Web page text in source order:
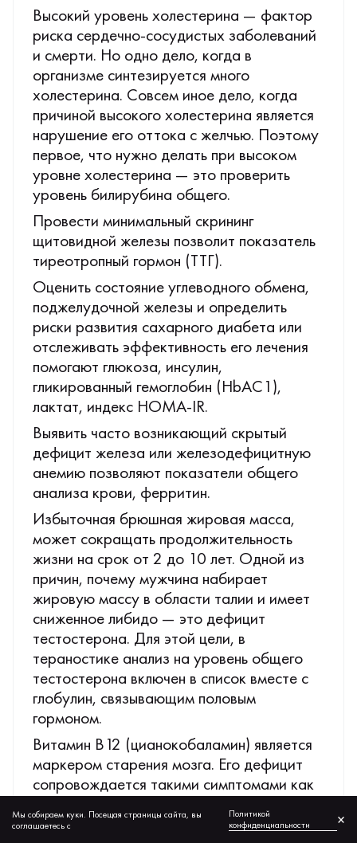
Высокий уровень холестерина — фактор
риска сердечно-сосудистых заболеваний
и смерти. Но одно дело, когда в
организме синтезируется много
холестерина. Совсем иное дело, когда
причиной высокого холестерина является
нарушение его оттока с желчью. Поэтому
первое, что нужно делать при высоком
уровне холестерина — это проверить
уровень билирубина общего.
Провести минимальный скрининг
щитовидной железы позволит показатель
тиреотропный гормон (ТТГ).
Оценить состояние углеводного обмена,
поджелудочной железы и определить
риски развития сахарного диабета или
отслеживать эффективность его лечения
помогают глюкоза, инсулин,
гликированный гемоглобин (HbAС1),
лактат, индекс HOMA-IR.
Выявить часто возникающий скрытый
дефицит железа или железодефицитную
анемию позволяют показатели общего
анализа крови, ферритин.
Избыточная брюшная жировая масса,
может сокращать продолжительность
жизни на срок от 2 до 10 лет. Одной из
причин, почему мужчина набирает
жировую массу в области талии и имеет
сниженное либидо — это дефицит
тестостерона. Для этой цели, в
тераностике анализ на уровень общего
тестостерона включен в список вместе с
глобулин, связывающим половым
гормоном.
Витамин В12 (цианокобаламин) является
маркером старения мозга. Его дефицит
сопровождается такими симптомами как
головокружение, слабость, усталость,
раздражительность, онемение рук и/или
Мы собираем куки. Посещая страницы сайта, вы
соглашаетесь с
Политикой
конфиденциальности
×